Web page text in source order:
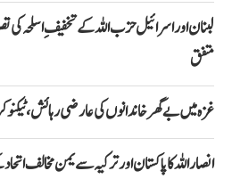
لبنان اور اسرائیل حزب اللہ کے تخفیفِ اسلحہ
متفق
غزہ میں بے گھر خاندانوں کی عارضی رہائش،
انصار اللہ کا پاکستان اور ترکیہ سے یمن مخالف